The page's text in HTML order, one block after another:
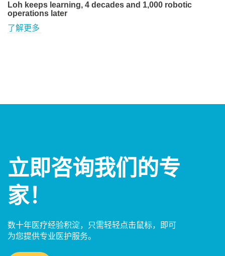
Loh keeps learning, 4 decades and 1,000 robotic
operations later
了解更多
立即咨询我们的专
家！
数十年医疗经验积淀，只需轻轻点击鼠标，即可
为您提供专业医护服务。